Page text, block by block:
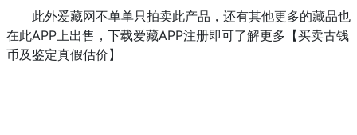
此外爱藏网不单单只拍卖此产品，还有其他更多的藏品也
在此APP上出售，下载爱藏APP注册即可了解更多【买卖古钱
币及鉴定真假估价】